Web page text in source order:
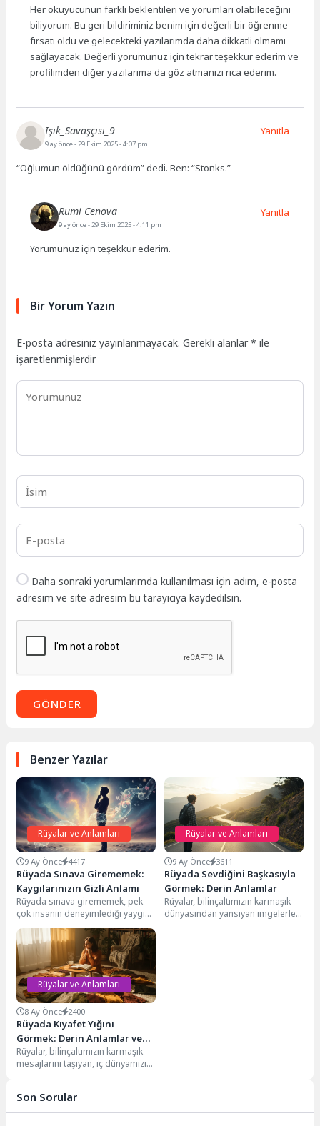
Her okuyucunun farklı beklentileri ve yorumları olabileceğini
biliyorum. Bu geri bildiriminiz benim için değerli bir öğrenme
fırsatı oldu ve gelecekteki yazılarımda daha dikkatli olmamı
sağlayacak. Değerli yorumunuz için tekrar teşekkür ederim ve
profilimden diğer yazılarıma da göz atmanızı rica ederim.
Işık_Savaşçısı_9
9 ay önce- 29 Ekim 2025 - 4:07 pm
“Oğlumun öldüğünü gördüm” dedi. Ben: “Stonks.”
Yanıtla
Rumi Cenova
9 ay önce- 29 Ekim 2025 - 4:11 pm
Yorumunuz için teşekkür ederim.
Yanıtla
Bir Yorum Yazın
E-posta adresiniz yayınlanmayacak. Gerekli alanlar* ile
işaretlenmişlerdir
Daha sonraki yorumlarımda kullanılması için adım, e-posta
adresim ve site adresim bu tarayıcıya kaydedilsin.
GÖNDER
Benzer Yazılar
Rüyalar ve Anlamları
9 Ay Önce 4417
Rüyada Sınava Girememek:
Kaygılarınızın Gizli Anlamı
Rüyada sınava girememek, pek
çok insanın deneyimlediği yaygın
bir kabustur. Bu tür rüyalar,
genellikle yaşamımızdaki...
Rüyalar ve Anlamları
9 Ay Önce 3611
Rüyada Sevdiğini Başkasıyla
Görmek: Derin Anlamlar
Rüyalar, bilinçaltımızın karmaşık
dünyasından yansıyan imgelerle
Rüyalar ve Anlamları
8 Ay Önce 2400
Rüyada Kıyafet Yığını
Görmek: Derin Anlamlar ve
Psikolojik Yansımalar
Rüyalar, bilinçaltımızın karmaşık
mesajlarını taşıyan, iç dünyamızın
yaşadıklarımızı,...
Son Sorular